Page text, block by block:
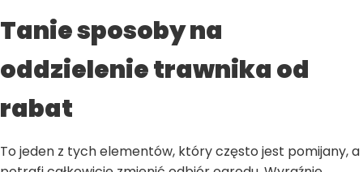
Tanie sposoby na
oddzielenie trawnika od
rabat
To jeden z tych elementów, który często jest pomijany, a